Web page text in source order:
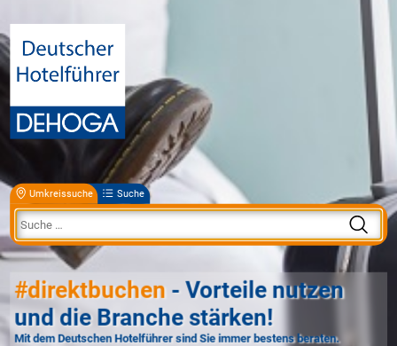
Umkreissuche Suche
#direktbuchen - Vorteile nutzen
und die Branche stärken!
Mit dem Deutschen Hotelführer sind Sie immer bestens beraten.